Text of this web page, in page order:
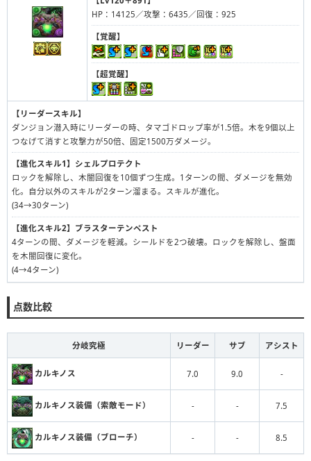
HP：14125／攻撃：6435／回復：925
【覚醒】
【超覚醒】
【リーダースキル】
ダンジョン潜入時にリーダーの時、タマゴドロップ率が1.5倍。木を9個以上
つなげて消すと攻撃力が50倍、固定1500万ダメージ。
【進化スキル1】 シェルプロテクト
ロックを解除し、木闇回復を10個ずつ生成。1ターンの間、ダメージを無効
化。自分以外のスキルが2ターン溜まる。スキルが進化。
(34→30ターン)
【進化スキル2】 ブラスターテンペスト
4ターンの間、ダメージを軽減。シールドを2つ破壊。ロックを解除し、盤面
を木闇回復に変化。
(4→4ターン)
点数比較
分岐究極 リーダー サブ アシスト
カルキノス 7.0 9.0 -
カルキノス装備（索敵モード） - - 7.5
カルキノス装備（ブローチ） - - 8.5